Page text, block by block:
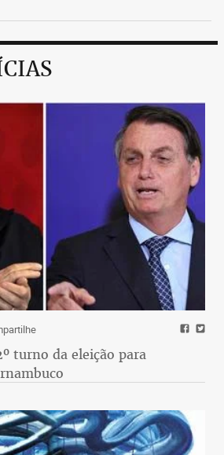
turno da eleição para